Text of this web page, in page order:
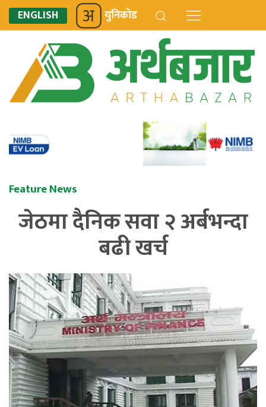
ENGLISH युनिकोड
Feature News
जेठमा दैनिक सवा २ अर्बभन्दा
बढी खर्च